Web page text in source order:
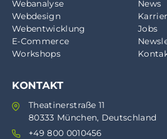
Webanalyse
Webdesign
Webentwicklung
E-Commerce
Workshops
News
Jobs
KONTAKT
Theatinerstraße 11
80333 München, Deutschland
+49 800 0010456